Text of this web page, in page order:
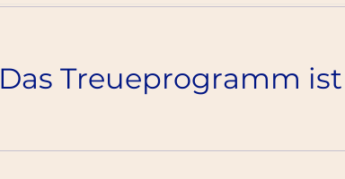
Das Treueprogramm